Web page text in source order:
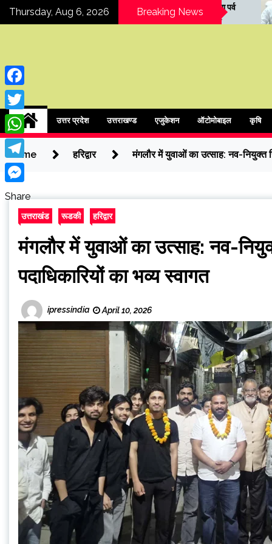
SkipThursday, Aug 6, 2026 Breaking News
COER विश्वविद्यालय में हरेला पर्व
पर वृक्षारोपण एवं वाद-विवाद
प्रतियोगिता
रुड़की राजनीति में
मेयर को कैबिनेट
मारने की धमकी
ipressindia
उत्तर प्रदेश उत्तराखण्ड एजुकेशन ऑटोमोबाइल कृषि
Home हरिद्वार मंगलौर में युवाओं का उत्साह: नव-नियुक्त
उत्तराखंड रूडकी हरिद्वार
मंगलौर में युवाओं का उत्साह: नव-
पदाधिकारियों का भव्य स्वागत
ipressindia April 10, 2026
Facebook
Twitter
WhatsApp
Telegram
Messenger
Share